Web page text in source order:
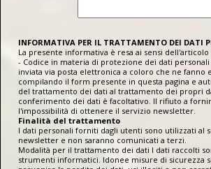
INFORMATIVA PER IL TRATTAMENTO DEI DATI
La presente informativa è resa ai sensi dell'articolo
- Codice in materia di protezione dei dati
inviata via posta elettronica a coloro che ne fanno
compilando il form presente in questa pagina e
del trattamento dei dati al trattamento dei propri
conferimento dei dati è facoltativo. Il rifiuto a
l'impossibilità di ottenere il servizio newsletter.
Finalità del trattamento
I dati personali forniti dagli utenti sono utilizzati al
newsletter e non saranno comunicati a terzi.
Modalità per il trattamento dei dati I dati raccolti
strumenti informatici. Idonee misure di sicurezza